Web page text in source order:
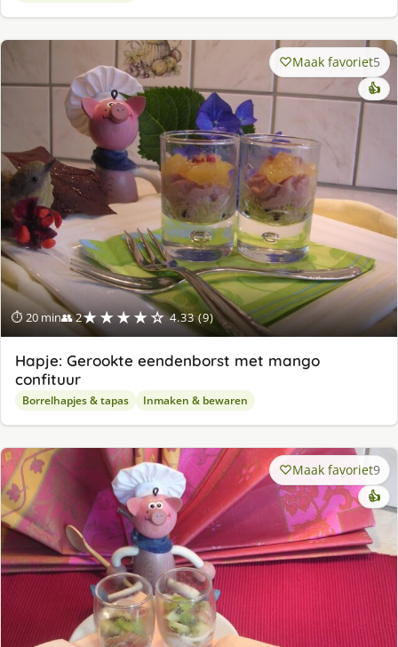
⏱ 20 min👥 2★★★★☆ 4.33 (9)
Maak favoriet5
👍
Hapje: Gerookte eendenborst met mango
confituur
Borrelhapjes & tapas Inmaken & bewaren
Maak favoriet9
👍